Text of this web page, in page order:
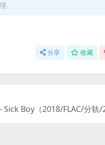
。
分享 收藏
Boy（2018/FLAC/分轨/